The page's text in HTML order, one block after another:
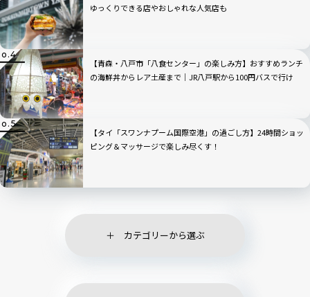
ゆっくりできる店やおしゃれな人気店も
【青森・八戸市「八食センター」の楽しみ方】おすすめランチ
の海鮮丼からレア土産まで｜JR八戸駅から100円バスで行け
【タイ「スワンナプーム国際空港」の過ごし方】24時間ショッ
ピング＆マッサージで楽しみ尽くす！
カテゴリーから選ぶ